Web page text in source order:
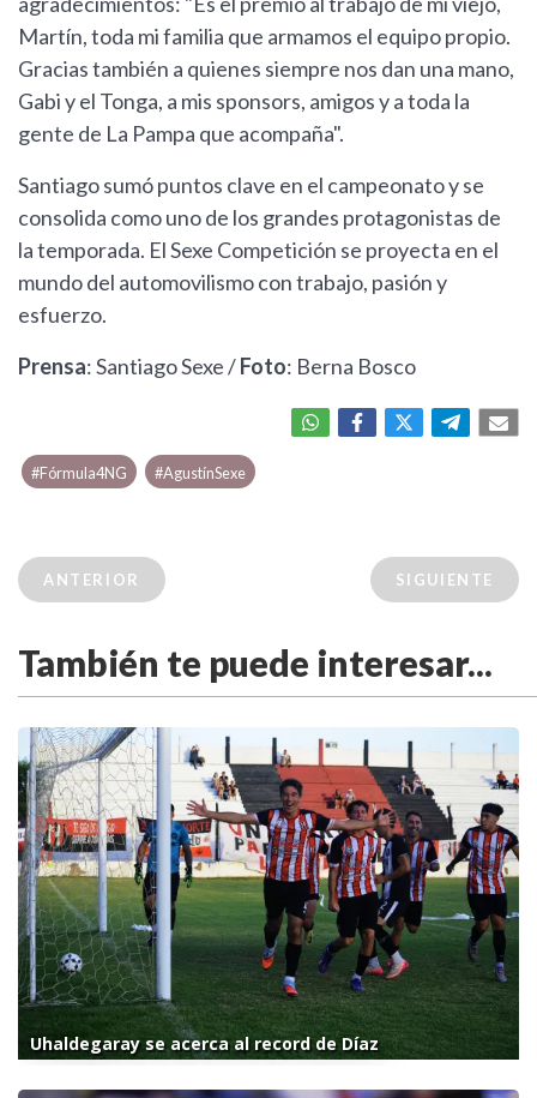
Martín, toda mi familia que armamos el equipo propio.
Gracias también a quienes siempre nos dan una mano,
Gabi y el Tonga, a mis sponsors, amigos y a toda la
gente de La Pampa que acompaña".
Santiago sumó puntos clave en el campeonato y se
consolida como uno de los grandes protagonistas de
la temporada. El Sexe Competición se proyecta en el
mundo del automovilismo con trabajo, pasión y
esfuerzo.
Prensa: Santiago Sexe /Foto: Berna Bosco
#Fórmula4NG #AgustínSexe
ANTERIOR SIGUIENTE
También te puede interesar...
Uhaldegaray se acerca al record de Díaz